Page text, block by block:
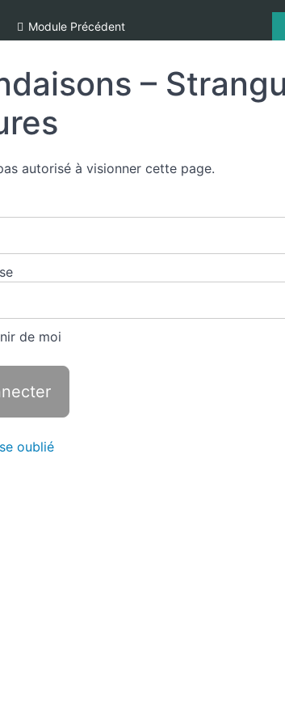
Module Précédent
–
autorisé à visionner cette page.
de moi
oublié